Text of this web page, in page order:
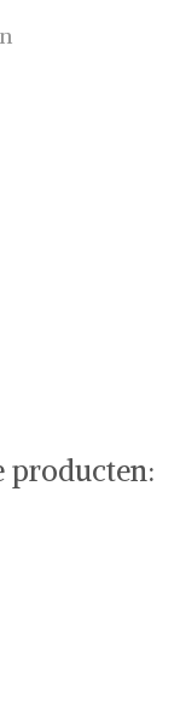
producten: